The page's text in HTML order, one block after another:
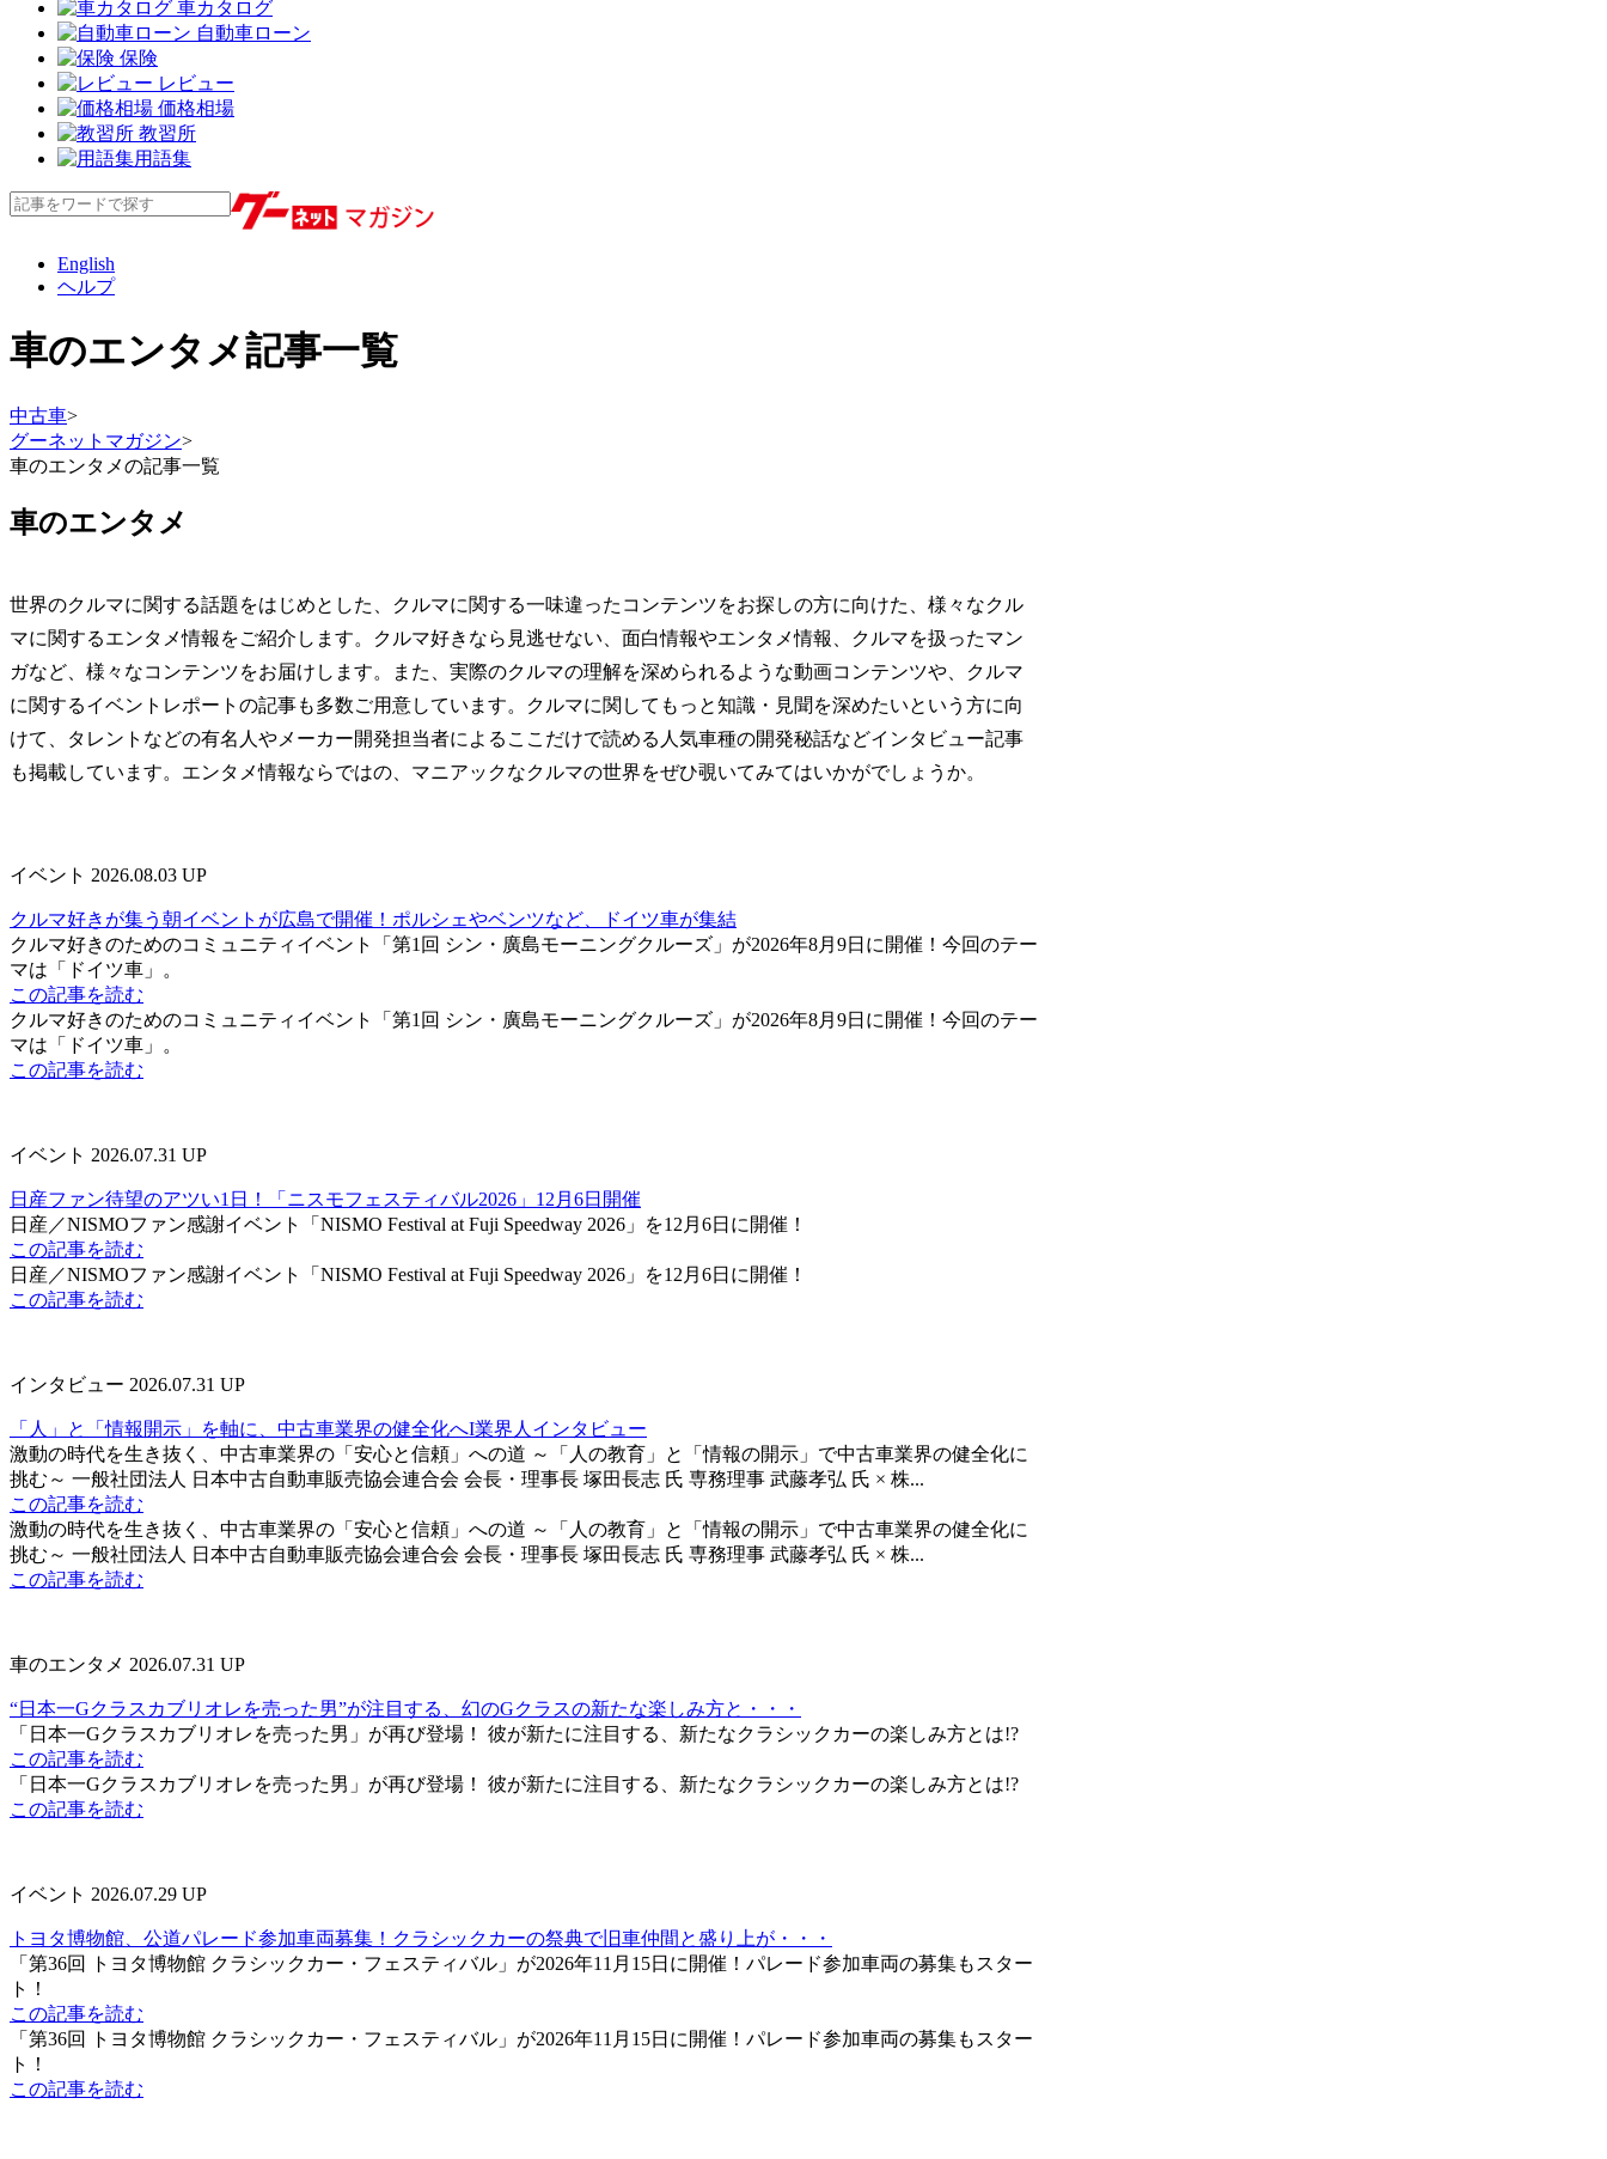
車カタログ
自動車ローン
保険
レビュー
価格相場
教習所
用語集
English
ヘルプ
車のエンタメ記事一覧
中古車>
グーネットマガジン>
車のエンタメの記事一覧
車のエンタメ
世界のクルマに関する話題をはじめとした、クルマに関する一味違ったコンテンツをお探しの方に向けた、様々なクル
マに関するエンタメ情報をご紹介します。クルマ好きなら見逃せない、面白情報やエンタメ情報、クルマを扱ったマン
ガなど、様々なコンテンツをお届けします。また、実際のクルマの理解を深められるような動画コンテンツや、クルマ
に関するイベントレポートの記事も多数ご用意しています。クルマに関してもっと知識・見聞を深めたいという方に向
けて、タレントなどの有名人やメーカー開発担当者によるここだけで読める人気車種の開発秘話などインタビュー記事
も掲載しています。エンタメ情報ならではの、マニアックなクルマの世界をぜひ覗いてみてはいかがでしょうか。
イベント 2026.08.03 UP
クルマ好きが集う朝イベントが広島で開催！ポルシェやベンツなど、ドイツ車が集結
クルマ好きのためのコミュニティイベント「第1回 シン・廣島モーニングクルーズ」が2026年8月9日に開催！今回のテー
マは「ドイツ車」。
この記事を読む
クルマ好きのためのコミュニティイベント「第1回 シン・廣島モーニングクルーズ」が2026年8月9日に開催！今回のテー
マは「ドイツ車」。
この記事を読む
イベント 2026.07.31 UP
日産ファン待望のアツい1日！「ニスモフェスティバル2026」12月6日開催
日産／NISMOファン感謝イベント「NISMO Festival at Fuji Speedway 2026」を12月6日に開催！
この記事を読む
日産／NISMOファン感謝イベント「NISMO Festival at Fuji Speedway 2026」を12月6日に開催！
この記事を読む
インタビュー 2026.07.31 UP
「人」と「情報開示」を軸に、中古車業界の健全化へΙ業界人インタビュー
激動の時代を生き抜く、中古車業界の「安心と信頼」への道 ～「人の教育」と「情報の開示」で中古車業界の健全化に
挑む～ 一般社団法人 日本中古自動車販売協会連合会 会長・理事長 塚田長志 氏 専務理事 武藤孝弘 氏 × 株...
この記事を読む
激動の時代を生き抜く、中古車業界の「安心と信頼」への道 ～「人の教育」と「情報の開示」で中古車業界の健全化に
挑む～ 一般社団法人 日本中古自動車販売協会連合会 会長・理事長 塚田長志 氏 専務理事 武藤孝弘 氏 × 株...
この記事を読む
車のエンタメ 2026.07.31 UP
“日本一Gクラスカブリオレを売った男”が注目する、幻のGクラスの新たな楽しみ方と・・・
「日本一Gクラスカブリオレを売った男」が再び登場！ 彼が新たに注目する、新たなクラシックカーの楽しみ方とは!?
この記事を読む
「日本一Gクラスカブリオレを売った男」が再び登場！ 彼が新たに注目する、新たなクラシックカーの楽しみ方とは!?
この記事を読む
イベント 2026.07.29 UP
トヨタ博物館、公道パレード参加車両募集！クラシックカーの祭典で旧車仲間と盛り上が・・・
「第36回 トヨタ博物館 クラシックカー・フェスティバル」が2026年11月15日に開催！パレード参加車両の募集もスター
ト！
この記事を読む
「第36回 トヨタ博物館 クラシックカー・フェスティバル」が2026年11月15日に開催！パレード参加車両の募集もスター
ト！
この記事を読む